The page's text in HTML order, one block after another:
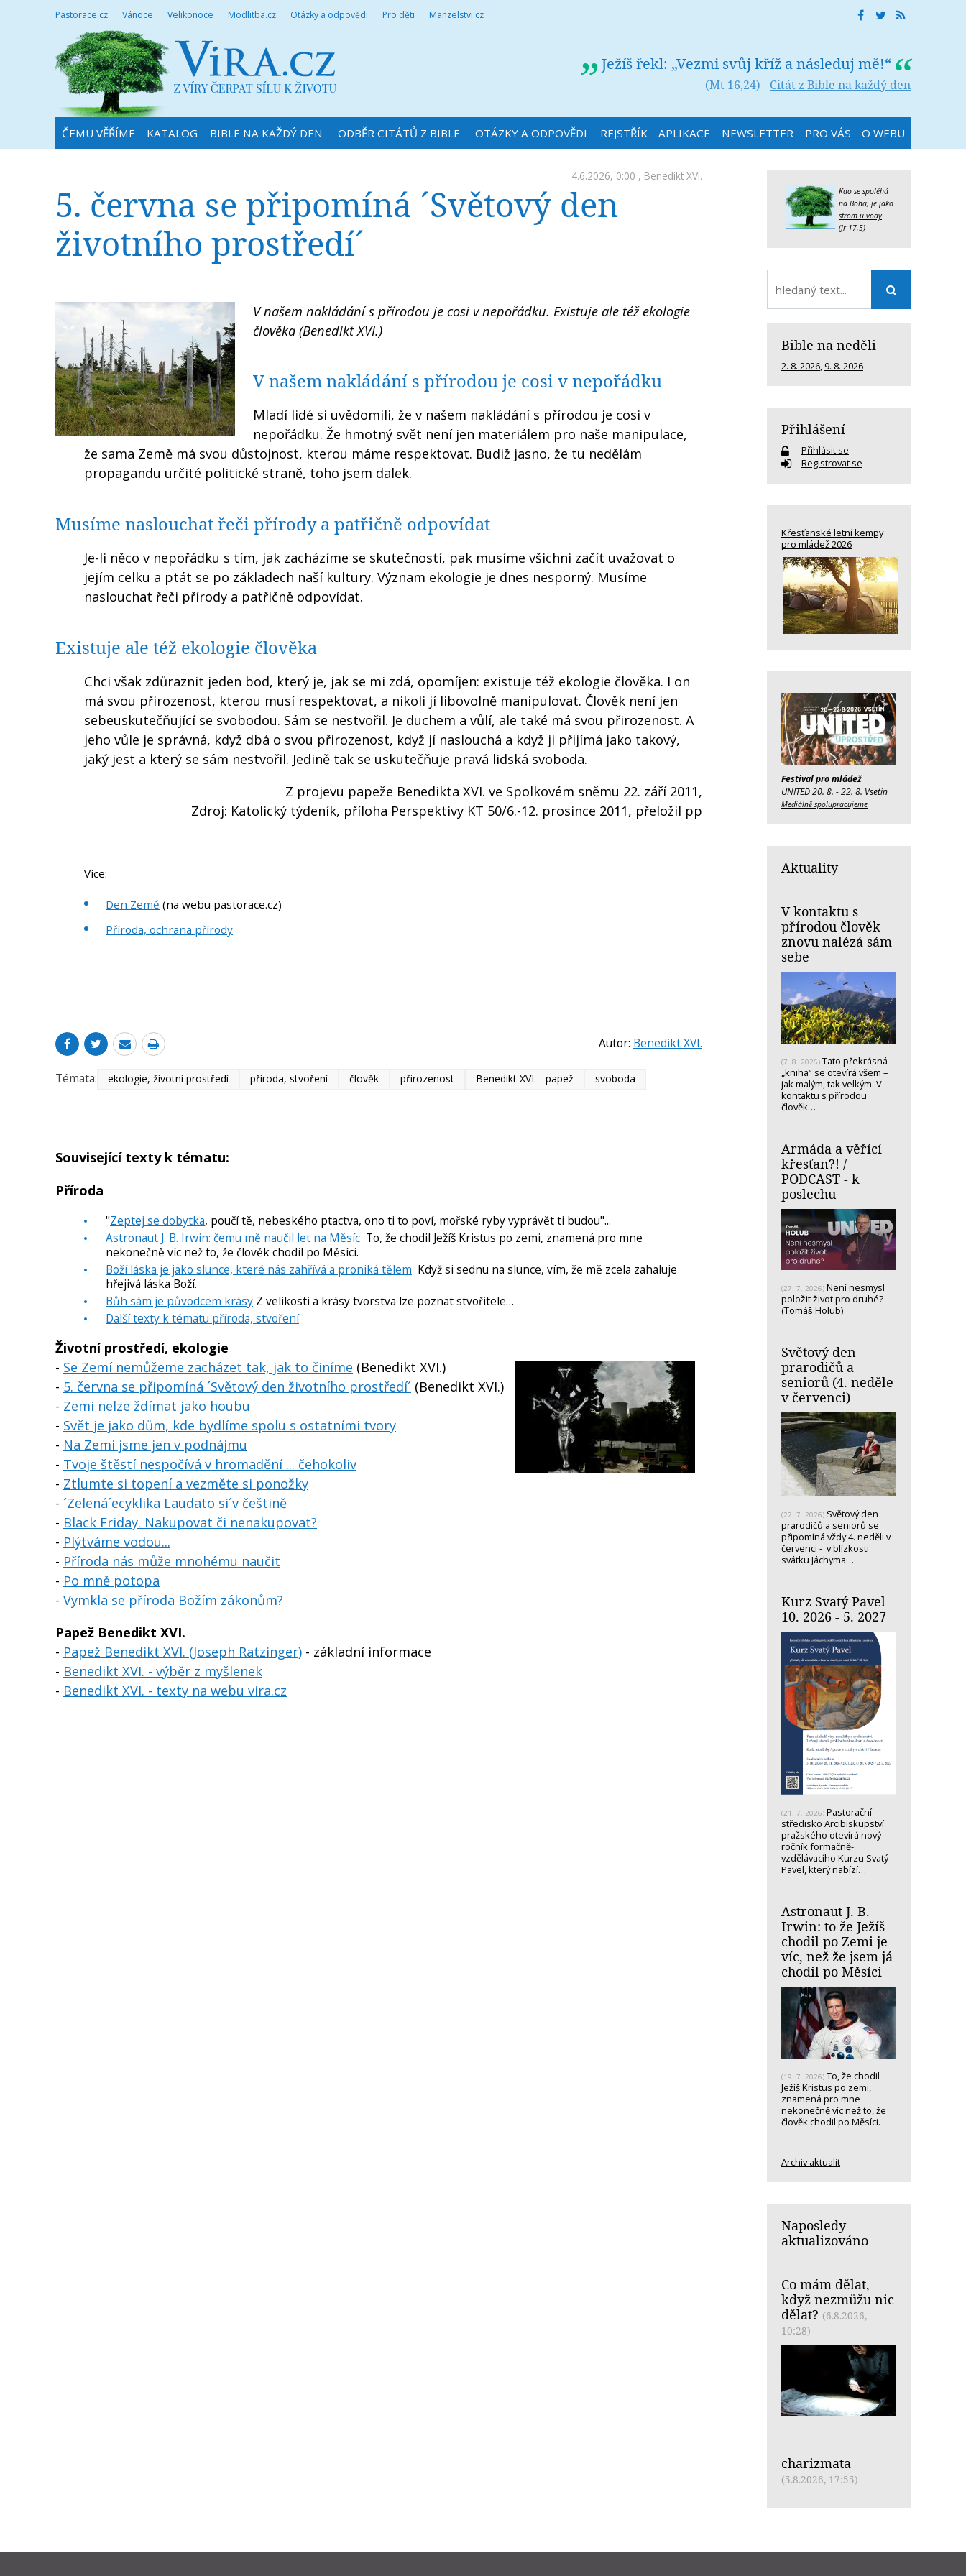
Pastorace.cz Vánoce Velikonoce Modlitba.cz Otázky a odpovědi Pro děti Manzelstvi.cz
Ježíš řekl: „Vezmi svůj kříž a následuj mě!“
(Mt 16,24) - Citát z Bible na každý den
ČEMU VĚŘÍME KATALOG BIBLE NA KAŽDÝ DEN ODBĚR CITÁTŮ Z BIBLE OTÁZKY A ODPOVĚDI REJSTŘÍK APLIKACE NEWSLETTER PRO VÁS O WEBU
4.6.2026, 0:00 , Benedikt XVI.
5. června se připomíná ´Světový den
životního prostředí´
V našem nakládání s přírodou je cosi v nepořádku. Existuje ale též ekologie
člověka (Benedikt XVI.)
V našem nakládání s přírodou je cosi v nepořádku
Mladí lidé si uvědomili, že v našem nakládání s přírodou je cosi v
nepořádku. Že hmotný svět není jen materiálem pro naše manipulace,
že sama Země má svou důstojnost, kterou máme respektovat. Budiž jasno, že tu nedělám
propagandu určité politické straně, toho jsem dalek.
Musíme naslouchat řeči přírody a patřičně odpovídat
Je-li něco v nepořádku s tím, jak zacházíme se skutečností, pak musíme všichni začít uvažovat o
jejím celku a ptát se po základech naší kultury. Význam ekologie je dnes nesporný. Musíme
naslouchat řeči přírody a patřičně odpovídat.
Existuje ale též ekologie člověka
Chci však zdůraznit jeden bod, který je, jak se mi zdá, opomíjen: existuje též ekologie člověka. I on
má svou přirozenost, kterou musí respektovat, a nikoli jí libovolně manipulovat. Člověk není jen
sebeuskutečňující se svobodou. Sám se nestvořil. Je duchem a vůlí, ale také má svou přirozenost. A
jeho vůle je správná, když dbá o svou přirozenost, když jí naslouchá a když ji přijímá jako takový,
jaký jest a který se sám nestvořil. Jedině tak se uskutečňuje pravá lidská svoboda.
Z projevu papeže Benedikta XVI. ve Spolkovém sněmu 22. září 2011,
Zdroj: Katolický týdeník, příloha Perspektivy KT 50/6.-12. prosince 2011, přeložil pp
Více:
Den Země (na webu pastorace.cz)
Příroda, ochrana přírody
Autor: Benedikt XVI.
Témata: ekologie, životní prostředí příroda, stvoření člověk přirozenost Benedikt XVI. - papež svoboda
Související texty k tématu:
Příroda
"Zeptej se dobytka, poučí tě, nebeského ptactva, ono ti to poví, mořské ryby vyprávět ti budou"...
Astronaut J. B. Irwin: čemu mě naučil let na Měsíc To, že chodil Ježíš Kristus po zemi, znamená pro mne
nekonečně víc než to, že člověk chodil po Měsíci.
Boží láska je jako slunce, které nás zahřívá a proniká tělem Když si sednu na slunce, vím, že mě zcela zahaluje
hřejivá láska Boží.
Bůh sám je původcem krásy Z velikosti a krásy tvorstva lze poznat stvořitele…
Další texty k tématu příroda, stvoření
Životní prostředí, ekologie
- Se Zemí nemůžeme zacházet tak, jak to činíme (Benedikt XVI.)
- 5. června se připomíná ´Světový den životního prostředí´ (Benedikt XVI.)
- Zemi nelze ždímat jako houbu
- Svět je jako dům, kde bydlíme spolu s ostatními tvory
- Na Zemi jsme jen v podnájmu
- Tvoje štěstí nespočívá v hromadění ... čehokoliv
- Ztlumte si topení a vezměte si ponožky
- ´Zelená´ecyklika Laudato si´v češtině
- Black Friday. Nakupovat či nenakupovat?
- Plýtváme vodou...
- Příroda nás může mnohému naučit
- Po mně potopa
- Vymkla se příroda Božím zákonům?
Papež Benedikt XVI.
- Papež Benedikt XVI. (Joseph Ratzinger) - základní informace
- Benedikt XVI. - výběr z myšlenek
- Benedikt XVI. - texty na webu vira.cz
Kdo se spoléhá
na Boha, je jako
strom u vody.
(Jr 17,5)
Bible na neděli
2. 8. 2026, 9. 8. 2026
Přihlášení
Přihlásit se
Registrovat se
Křesťanské letní kempy
pro mládež 2026
Festival pro mládež
UNITED 20. 8. - 22. 8. Vsetín
Mediálně spolupracujeme
Aktuality
V kontaktu s
přírodou člověk
znovu nalézá sám
sebe
(7. 8. 2026) Tato překrásná
„kniha“ se otevírá všem –
jak malým, tak velkým. V
kontaktu s přírodou
člověk…
Armáda a věřící
křesťan?! /
PODCAST - k
poslechu
(27. 7. 2026) Není nesmysl
položit život pro druhé?
(Tomáš Holub)
Světový den
prarodičů a
seniorů (4. neděle
v červenci)
(22. 7. 2026) Světový den
prarodičů a seniorů se
připomíná vždy 4. neděli v
červenci - v blízkosti
svátku Jáchyma…
Kurz Svatý Pavel
10. 2026 - 5. 2027
(21. 7. 2026) Pastorační
středisko Arcibiskupství
pražského otevírá nový
ročník formačně-
vzdělávacího Kurzu Svatý
Pavel, který nabízí…
Astronaut J. B.
Irwin: to že Ježíš
chodil po Zemi je
víc, než že jsem já
chodil po Měsíci
(19. 7. 2026) To, že chodil
Ježíš Kristus po zemi,
znamená pro mne
nekonečně víc než to, že
člověk chodil po Měsíci.
Archiv aktualit
Naposledy
aktualizováno
Co mám dělat,
když nezmůžu nic
dělat? (6.8.2026,
10:28)
charizmata
(5.8.2026, 17:55)